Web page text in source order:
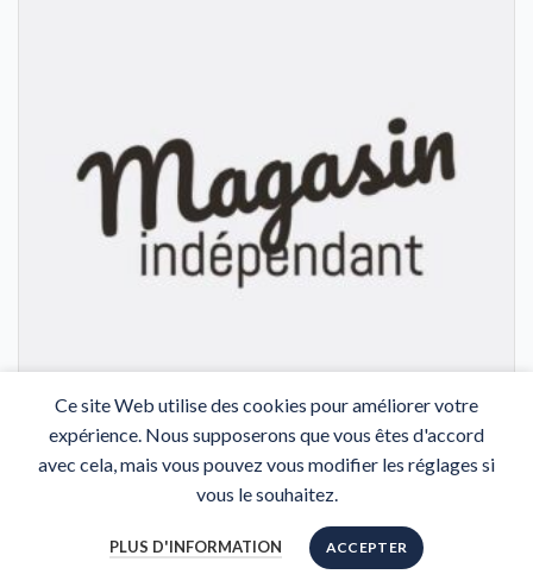
MEUBLES VETU
Pas d'avis (laisser un avis)
MEUBLES VETU met à votre disposition un large choix
de gammes de matelas (ressorts, latex, mousse à mémoire
Ce site Web utilise des cookies pour améliorer votre
expérience. Nous supposerons que vous êtes d'accord
avec cela, mais vous pouvez vous modifier les réglages si
vous le souhaitez.
PLUS D'INFORMATION ACCEPTER